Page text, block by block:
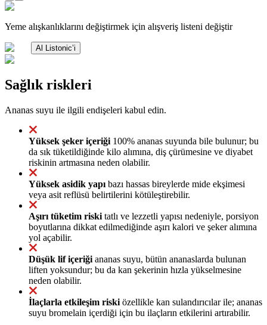
Yeme alışkanlıklarını değiştirmek için alışveriş listeni değiştir
Al Listonic’i
Sağlık riskleri
Ananas suyu ile ilgili endişeleri kabul edin.
Yüksek şeker içeriği 100% ananas suyunda bile bulunur; bu
da sık tüketildiğinde kilo alımına, diş çürümesine ve diyabet
riskinin artmasına neden olabilir.
Yüksek asidik yapı bazı hassas bireylerde mide ekşimesi
veya asit reflüsü belirtilerini kötüleştirebilir.
Aşırı tüketim riski tatlı ve lezzetli yapısı nedeniyle, porsiyon
boyutlarına dikkat edilmediğinde aşırı kalori ve şeker alımına
yol açabilir.
Düşük lif içeriği ananas suyu, bütün ananaslarda bulunan
liften yoksundur; bu da kan şekerinin hızla yükselmesine
neden olabilir.
İlaçlarla etkileşim riski özellikle kan sulandırıcılar ile; ananas
suyu bromelain içerdiği için bu ilaçların etkilerini artırabilir.